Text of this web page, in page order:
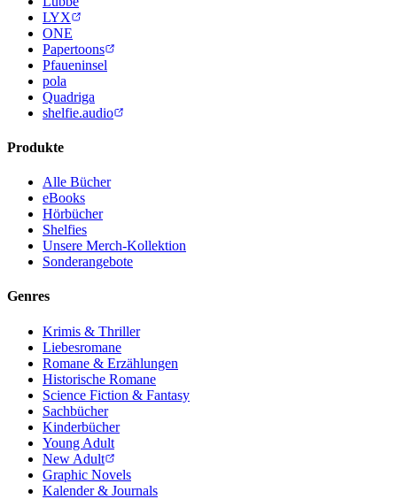
LYX
ONE
Papertoons
Pfaueninsel
pola
Quadriga
shelfie.audio
Produkte
Alle Bücher
eBooks
Hörbücher
Shelfies
Unsere Merch-Kollektion
Sonderangebote
Genres
Krimis & Thriller
Liebesromane
Romane & Erzählungen
Historische Romane
Science Fiction & Fantasy
Sachbücher
Kinderbücher
Young Adult
New Adult
Graphic Novels
Kalender & Journals